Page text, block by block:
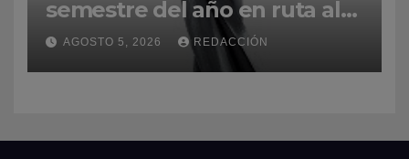
semestre del año en ruta al
Premios Soberano 2027
AGOSTO 5, 2026 REDACCIÓN